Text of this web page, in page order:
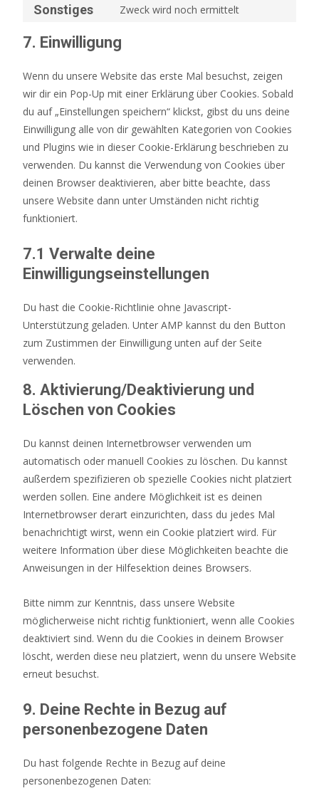
Sonstiges Zweck wird noch ermittelt
7. Einwilligung
Wenn du unsere Website das erste Mal besuchst, zeigen
wir dir ein Pop-Up mit einer Erklärung über Cookies. Sobald
du auf „Einstellungen speichern“ klickst, gibst du uns deine
Einwilligung alle von dir gewählten Kategorien von Cookies
und Plugins wie in dieser Cookie-Erklärung beschrieben zu
verwenden. Du kannst die Verwendung von Cookies über
deinen Browser deaktivieren, aber bitte beachte, dass
unsere Website dann unter Umständen nicht richtig
funktioniert.
7.1 Verwalte deine
Einwilligungseinstellungen
Du hast die Cookie-Richtlinie ohne Javascript-
Unterstützung geladen. Unter AMP kannst du den Button
zum Zustimmen der Einwilligung unten auf der Seite
verwenden.
8. Aktivierung/Deaktivierung und
Löschen von Cookies
Du kannst deinen Internetbrowser verwenden um
automatisch oder manuell Cookies zu löschen. Du kannst
außerdem spezifizieren ob spezielle Cookies nicht platziert
werden sollen. Eine andere Möglichkeit ist es deinen
Internetbrowser derart einzurichten, dass du jedes Mal
benachrichtigt wirst, wenn ein Cookie platziert wird. Für
weitere Information über diese Möglichkeiten beachte die
Anweisungen in der Hilfesektion deines Browsers.
Bitte nimm zur Kenntnis, dass unsere Website
möglicherweise nicht richtig funktioniert, wenn alle Cookies
deaktiviert sind. Wenn du die Cookies in deinem Browser
löscht, werden diese neu platziert, wenn du unsere Website
erneut besuchst.
9. Deine Rechte in Bezug auf
personenbezogene Daten
Du hast folgende Rechte in Bezug auf deine
personenbezogenen Daten: